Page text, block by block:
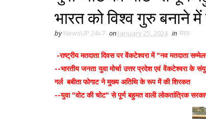
भारत को विश्व गुरु बनाने में
by NewsUP 24x7 on January 25, 2024 in मेरठ
-राष्ट्रीय मतदाता दिवस पर वेंकटेश्वरा में "नव मतदाता
--भारतीय जनता युवा मोर्चा उत्तर प्रदेश एवं वेंकटेश्वरा
गर्ल बबीता फोगाट ने मुख्य अतिथि के रूप में की शिरकत
--युवा "वोट की चोट" से पूर्ण बहुमत वाली लोकतांत्रिक